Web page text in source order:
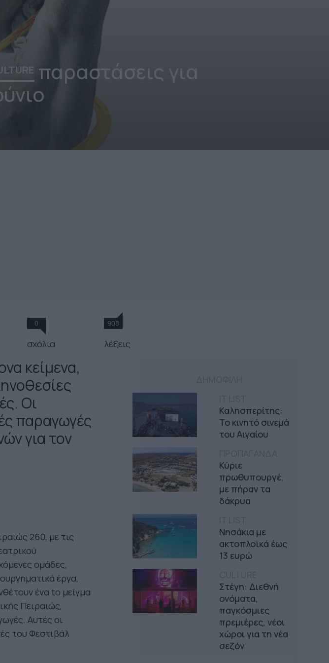
παραστάσεις για
0
σχόλια
908
λέξεις
Καλησπερίτης:
Το κινητό σινεμά
του Αιγαίου
Κύριε
πρωθυπουργέ,
με πήραν τα
δάκρυα
Νησάκια με
ακτοπλοϊκά έως
13 ευρώ
Στέγη: Διεθνή
ονόματα,
παγκόσμιες
πρεμιέρες, νέοι
χώροι για τη νέα
σεζόν
κείμενα,
Οι
παραγωγές
για τον
260, με τις
ομάδες,
έργα,
ένα to μείγμα
Πειραιώς,
Αυτές οι
του Φεστιβάλ